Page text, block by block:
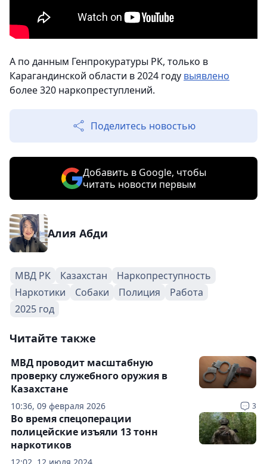
А по данным Генпрокуратуры РК, только в
Карагандинской области в 2024 году выявлено
более 320 наркопреступлений.
Поделитесь новостью
Добавить в Google, чтобы
читать новости первым
Алия Абди
МВД РК Казахстан
Наркопреступность
Наркотики
Собаки Полиция
Работа
2025 год
Читайте также
10:36, 09 февраля 2026 3
МВД проводит масштабную
проверку служебного оружия в
Казахстане
Во время спецоперации
полицейские изъяли 13 тонн
наркотиков